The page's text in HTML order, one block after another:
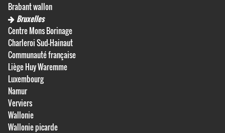
Brabant wallon
Bruxelles
Centre Mons Borinage
Charleroi Sud-Hainaut
Communauté française
Liège Huy Waremme
Luxembourg
Namur
Verviers
Wallonie
Wallonie picarde